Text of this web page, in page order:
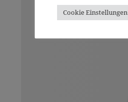
Cookie Einstellungen